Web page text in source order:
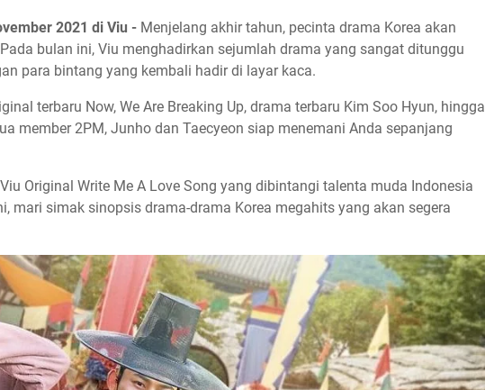
2021 di Viu - Menjelang akhir tahun, pecinta drama Korea akan
bulan ini, Viu menghadirkan sejumlah drama yang sangat ditunggu
para bintang yang kembali hadir di layar kaca.
terbaru Now, We Are Breaking Up, drama terbaru Kim Soo Hyun, hingga
member 2PM, Junho dan Taecyeon siap menemani Anda sepanjang
Original Write Me A Love Song yang dibintangi talenta muda Indonesia
mari simak sinopsis drama-drama Korea megahits yang akan segera